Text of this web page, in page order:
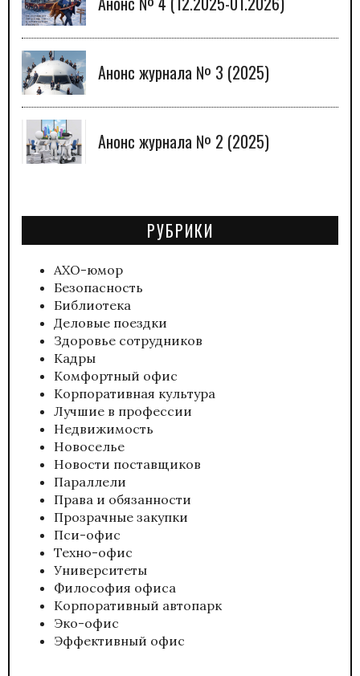
Анонс журнала № 3 (2025)
Анонс журнала № 2 (2025)
РУБРИКИ
АХО-юмор
Безопасность
Библиотека
Деловые поездки
Здоровье сотрудников
Кадры
Комфортный офис
Корпоративная культура
Лучшие в профессии
Недвижимость
Новоселье
Новости поставщиков
Параллели
Права и обязанности
Прозрачные закупки
Пси-офис
Техно-офис
Университеты
Философия офиса
Корпоративный автопарк
Эко-офис
Эффективный офис